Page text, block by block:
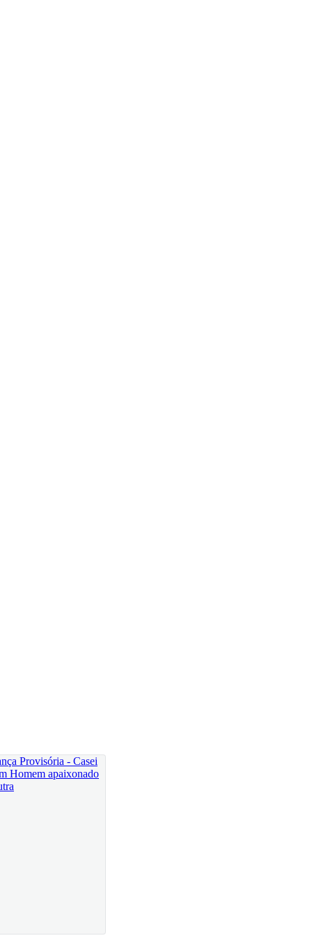
ela não faz a mínima ideia de quem possa ser
porque dizia que um dos seus sapatos a
usam sapatos tão altos? - comentou ele quando
uso e parece que me fizeram uma bolha no dedo